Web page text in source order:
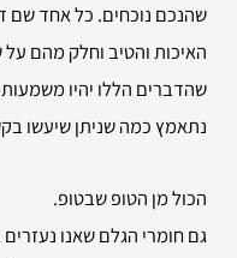
שהנכם נוכחים. כל אחד שם
האיכות והטיב וחלק מהם על
שהדברים הללו יהיו
נתאמץ כמה שניתן שיעשו
הכול מן הטופ שבטופ.
גם חומרי הגלם שאנו